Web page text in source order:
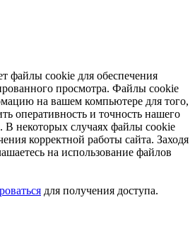
файлы cookie для обеспечения
просмотра. Файлы cookie
на вашем компьютере для того,
оперативность и точность нашего
В некоторых случаях файлы cookie
корректной работы сайта. Заходя
на использование файлов